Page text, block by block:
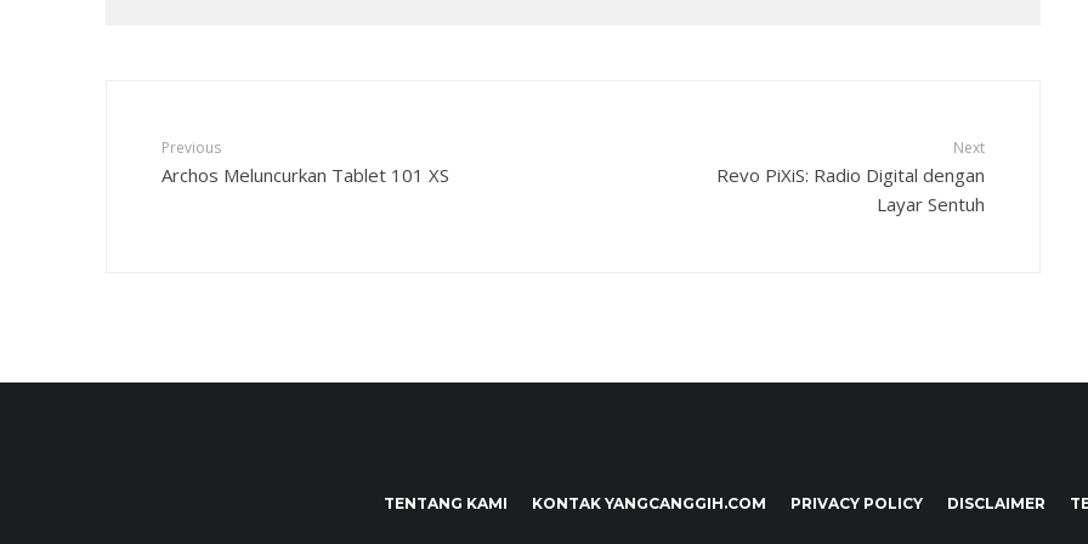
Previous
Archos Meluncurkan Tablet 101 XS
Next
Revo PiXiS: Radio Digital dengan
Layar Sentuh
TENTANG KAMI KONTAK YANGCANGGIH.COM PRIVACY POLICY DISCLAIMER